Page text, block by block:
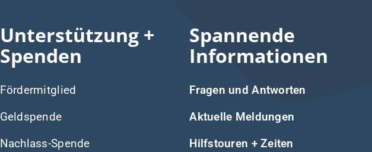
Unterstützung +
Spenden
Fördermitglied
Geldspende
Nachlass-Spende
Spannende
Informationen
Fragen und Antworten
Aktuelle Meldungen
Hilfstouren + Zeiten